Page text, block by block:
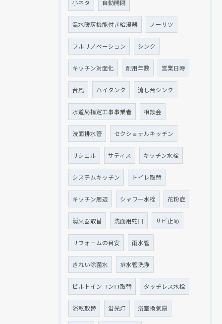
小ネタ 自動開閉
温水暖房機能付き給湯器 ノーリツ
フルリノベーション シンク
キッチン対面化 耐用年数 営業日時
台風 ハイタンク 流し台シンク
水道局指定工事事業者 相談会
洗面排水管 セクショナルキッチン
リシェル サティス キッチン水栓
システムキッチン トイレ取替
キッチン周辺 シャワー水栓 花粉症
消火器取替 洗面用蛇口 サビ止め
リフォームの目安 雨水管
きれい除菌水 排水管洗浄
ビルトインコンロ取替 タッチレス水栓
浴乾取替 蛍光灯 浴室換気扇